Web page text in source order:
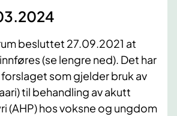
besluttet 27.09.2021 at
(se lengre ned). Det har
som gjelder bruk av
til behandling av akutt
(AHP) hos voksne og ungdom